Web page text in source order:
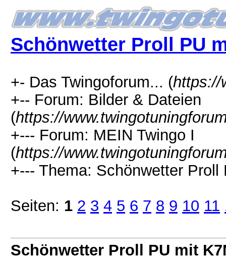
Schönwetter Proll PU
+- Das Twingoforum... (https://
+-- Forum: Bilder & Dateien
(https://
+--- Forum: MEIN Twingo I
(https://
+--- Thema: Schönwetter Proll
Seiten: 1 2 3 4 5 6 7 8 9 10 11
Schönwetter Proll PU mit